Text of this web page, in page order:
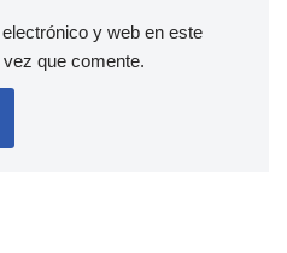
y web en este
que comente.